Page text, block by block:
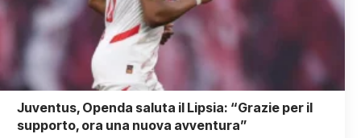
Juventus, Openda saluta il Lipsia: “Grazie per il
supporto, ora una nuova avventura”